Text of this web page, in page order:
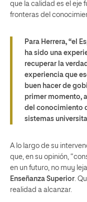
que la calidad es el eje
fronteras del
Para Herrera, “el
ha sido una
recuperar la
experiencia que
buen hacer de
primer momento,
del conocimiento
sistemas
A lo largo de su
que, en su opinión,
en un futuro, no muy
Enseñanza Superior.
realidad a alcanzar.